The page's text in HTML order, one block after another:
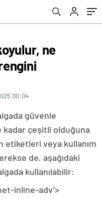
ne
00:04
güvenle
kadar çeşitli olduğuna
etiketleri veya kullanım
de, aşağıdaki
kullanılabilir:
inline-adv’>